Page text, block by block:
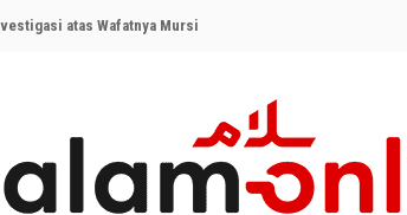
atas Wafatnya Mursi